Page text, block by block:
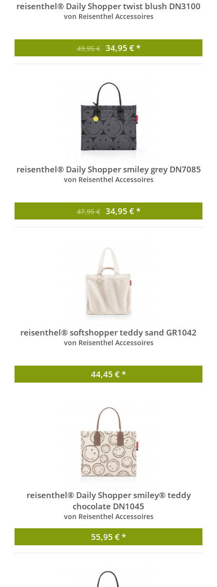
reisenthel® Daily Shopper twist blush DN3100
von Reisenthel Accessoires
49,95 € 34,95 € *
reisenthel® Daily Shopper smiley grey DN7085
von Reisenthel Accessoires
47,95 € 34,95 € *
reisenthel® softshopper teddy sand GR1042
von Reisenthel Accessoires
44,45 € *
reisenthel® Daily Shopper smiley® teddy
chocolate DN1045
von Reisenthel Accessoires
55,95 € *